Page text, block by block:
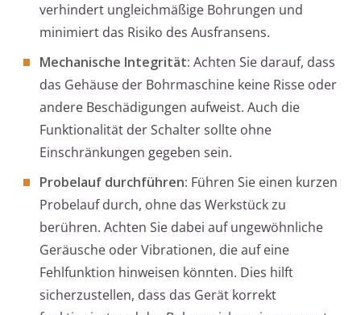
verhindert ungleichmäßige Bohrungen und
minimiert das Risiko des Ausfransens.
Mechanische Integrität: Achten Sie darauf, dass
das Gehäuse der Bohrmaschine keine Risse oder
andere Beschädigungen aufweist. Auch die
Funktionalität der Schalter sollte ohne
Einschränkungen gegeben sein.
Probelauf durchführen: Führen Sie einen kurzen
Probelauf durch, ohne das Werkstück zu
berühren. Achten Sie dabei auf ungewöhnliche
Geräusche oder Vibrationen, die auf eine
Fehlfunktion hinweisen könnten. Dies hilft
sicherzustellen, dass das Gerät korrekt